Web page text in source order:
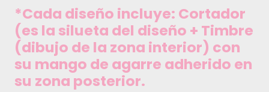
*Cada diseño incluye: Cortador
(es la silueta del diseño + Timbre
(dibujo de la zona interior) con
su mango de agarre adherido en
su zona posterior.